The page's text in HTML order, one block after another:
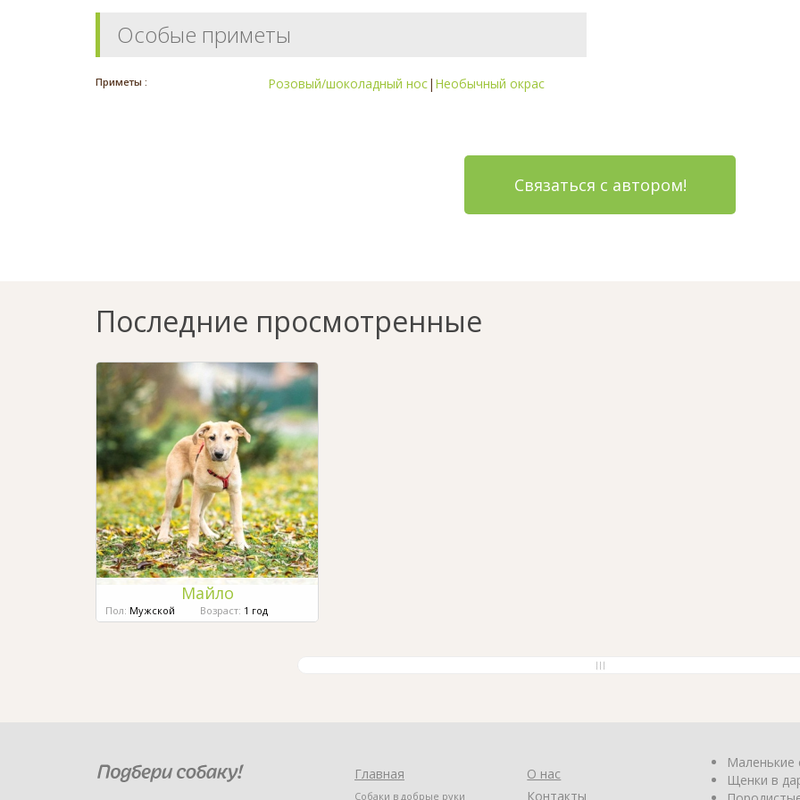
Особые приметы
Приметы : Розовый/шоколадный нос| Необычный окрас
Связаться с автором!
Последние просмотренные
Майло
Пол: Мужской Возраст: 1 год
Главная
Собаки в добрые руки
О нас
Контакты
Маленькие
Щенки в